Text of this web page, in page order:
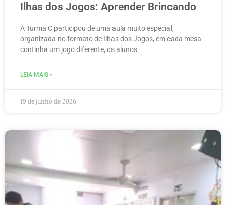
Ilhas dos Jogos: Aprender Brincando
A Turma C participou de uma aula muito especial,
organizada no formato de Ilhas dos Jogos, em cada mesa
continha um jogo diferente, os alunos
LEIA MAIS »
19 de junho de 2026